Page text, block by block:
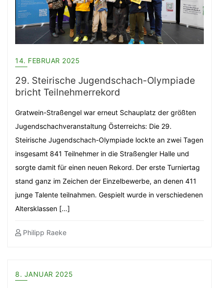
14. FEBRUAR 2025
29. Steirische Jugendschach-Olympiade
bricht Teilnehmerrekord
Gratwein-Straßengel war erneut Schauplatz der größten
Jugendschachveranstaltung Österreichs: Die 29.
Steirische Jugendschach-Olympiade lockte an zwei Tagen
insgesamt 841 Teilnehmer in die Straßengler Halle und
sorgte damit für einen neuen Rekord. Der erste Turniertag
stand ganz im Zeichen der Einzelbewerbe, an denen 411
junge Talente teilnahmen. Gespielt wurde in verschiedenen
Altersklassen […]
Philipp Raeke
8. JANUAR 2025